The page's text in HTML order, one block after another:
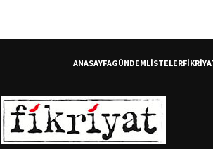
ANASAYFAGÜNDEMLİSTELER